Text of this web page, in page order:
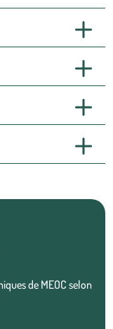
de MEOC selon